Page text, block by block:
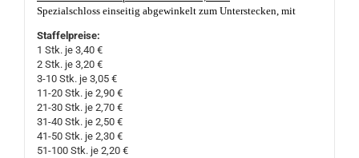
Spezialschloss einseitig abgewinkelt zum Unterstecken, mit
Schlüsselführung ist 2-fach geschlitzt.
Porzellan- und Keramik Sparschweine und Spardosen. Made in
Germany, gute Qualität. Das Spardosenloch darf nicht kleiner als
ca. 36 mm Ø und nicht größer als ca. 40 mm Ø sein,
Materialstärke am Loch sollte nicht dicker, oder dünner als ca. 5,0
mm sein!
Staffelpreise:
1 Stk. je 3,40 €
2 Stk. je 3,20 €
3-10 Stk. je 3,05 €
11-20 Stk. je 2,90 €
21-30 Stk. je 2,70 €
31-40 Stk. je 2,50 €
41-50 Stk. je 2,30 €
51-100 Stk. je 2,20 €